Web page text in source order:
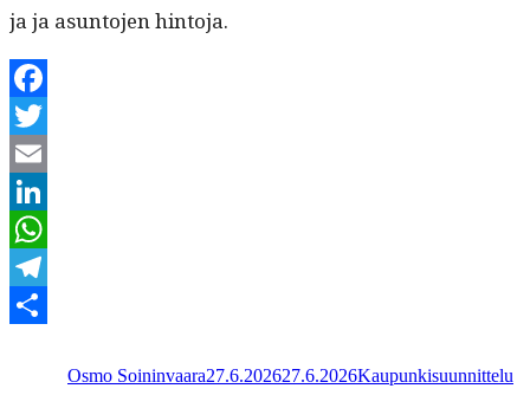
ja ja asun­to­jen hintoja.
Facebook
Twitter
Email
LinkedIn
WhatsApp
Telegram
Osmo Soininvaara27.6.202627.6.2026Kaupunkisuunnittelu